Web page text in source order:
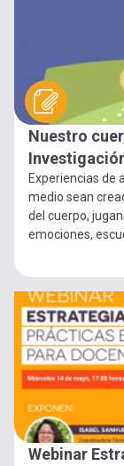
Nuestro
Experiencias de
medio sean
del cuerpo,
emociones,
Webinar